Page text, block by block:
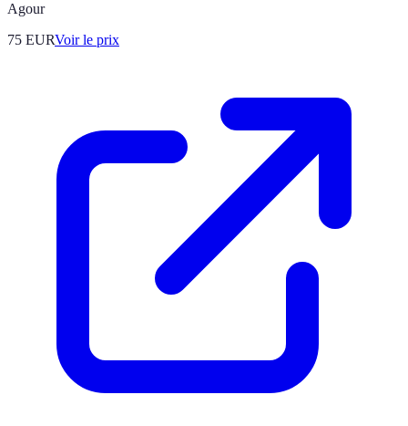
Agour
75 EURVoir le prix